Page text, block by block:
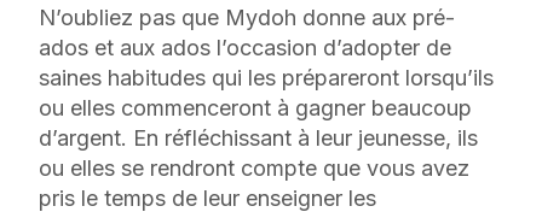
N’oubliez pas que Mydoh donne aux pré-
ados et aux ados l’occasion d’adopter de
saines habitudes qui les prépareront lorsqu’ils
ou elles commenceront à gagner beaucoup
d’argent. En réfléchissant à leur jeunesse, ils
ou elles se rendront compte que vous avez
pris le temps de leur enseigner les